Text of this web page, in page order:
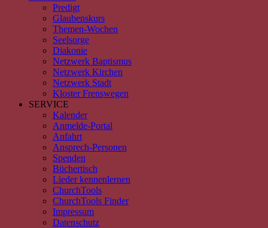
Predigt
Glaubenskurs
Themen-Wochen
Seelsorge
Diakonie
Netzwerk Baptismus
Netzwerk Kirchen
Netzwerk Stadt
Kloster Frenswegen
SERVICE
Kalender
Anmelde-Portal
Anfahrt
Ansprech-Personen
Spenden
Büchertisch
Lieder kennenlernen
ChurchTools
ChurchTools Finder
Impressum
Datenschutz